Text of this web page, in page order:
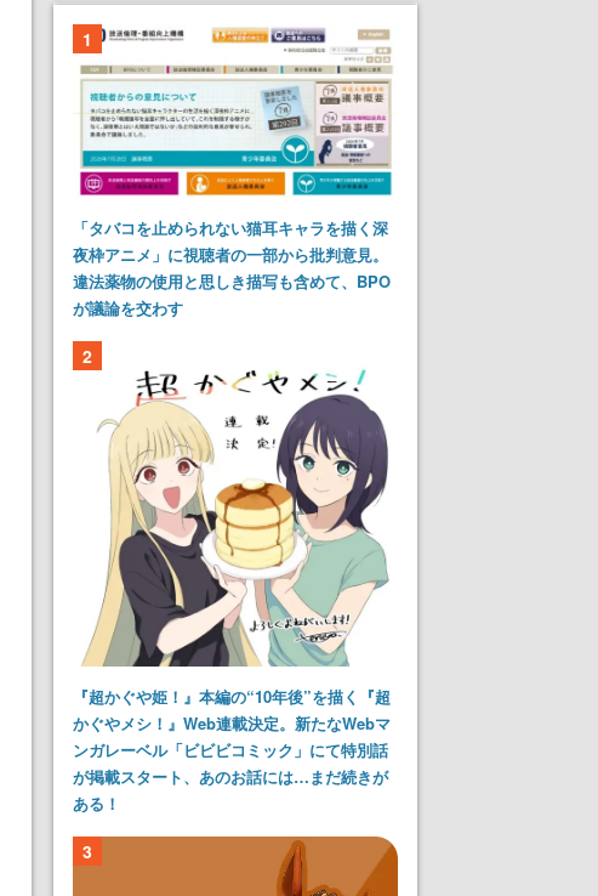
1
「タバコを止められない猫耳キャラを描く深
夜枠アニメ」に視聴者の一部から批判意見。
違法薬物の使用と思しき描写も含めて、BPO
が議論を交わす
2
『超かぐや姫！』本編の“10年後”を描く『超
かぐやメシ！』Web連載決定。新たなWebマ
ンガレーベル「ビビビコミック」にて特別話
が掲載スタート、あのお話には…まだ続きが
ある！
3